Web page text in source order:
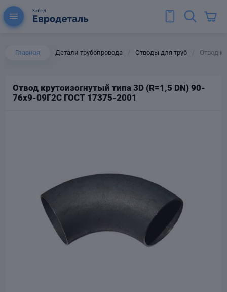
Главная Детали трубопровода Отводы для труб Отвод
Отвод крутоизогнутый типа 3D (R=1,5 DN) 90-
76х9-09Г2С ГОСТ 17375-2001
для труб